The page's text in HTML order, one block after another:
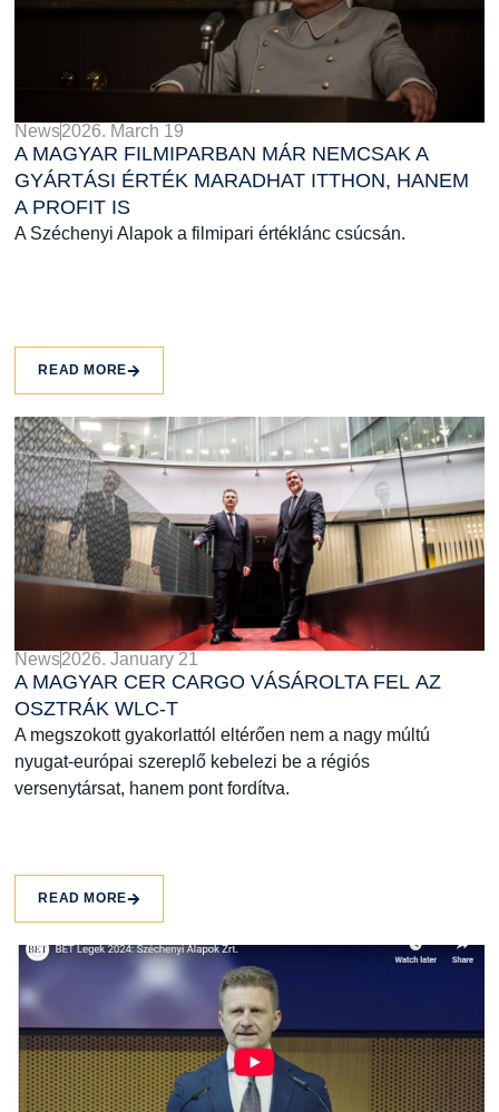
News2026. March 19
A MAGYAR FILMIPARBAN MÁR NEMCSAK A
GYÁRTÁSI ÉRTÉK MARADHAT ITTHON, HANEM
A PROFIT IS
A Széchenyi Alapok a filmipari értéklánc csúcsán.
READ MORE
News2026. January 21
A MAGYAR CER CARGO VÁSÁROLTA FEL AZ
OSZTRÁK WLC-T
A megszokott gyakorlattól eltérően nem a nagy múltú
nyugat-európai szereplő kebelezi be a régiós
versenytársat, hanem pont fordítva.
READ MORE